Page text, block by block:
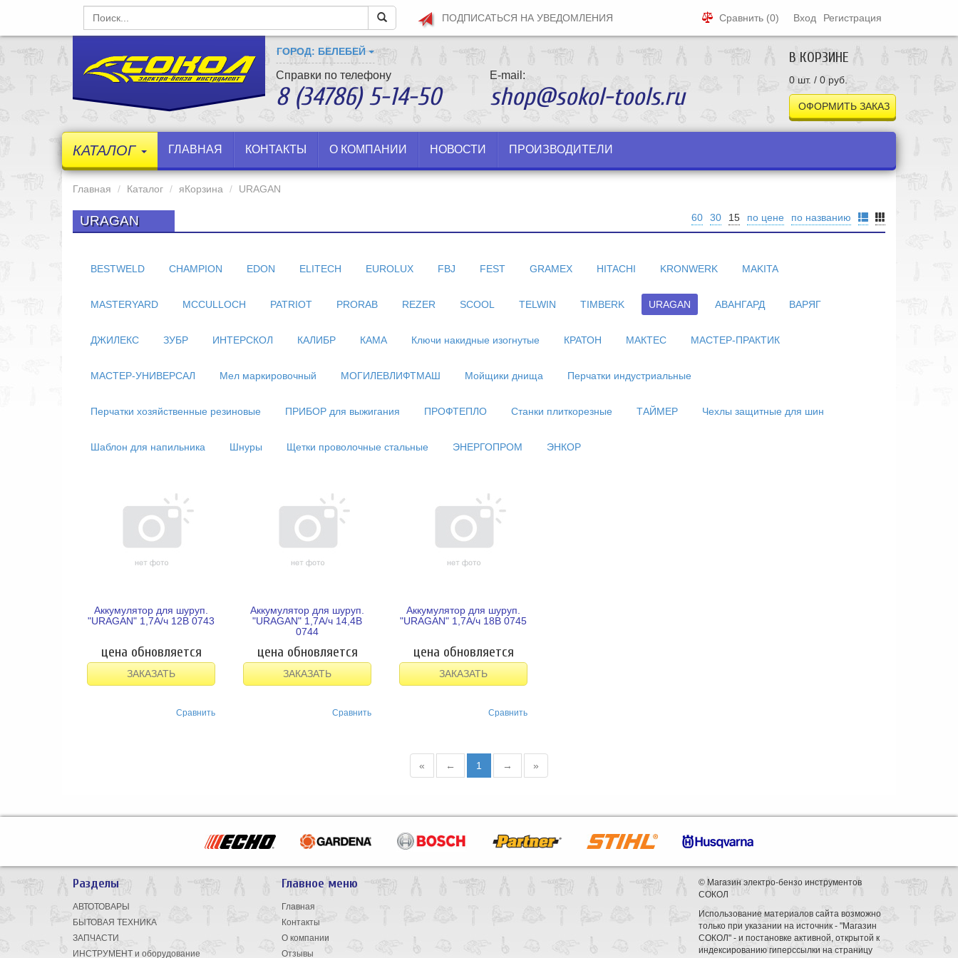
ПОДПИСАТЬСЯ НА УВЕДОМЛЕНИЯ Вход Регистрация
Сравнить (0)
ГОРОД: БЕЛЕБЕЙ
Справки по телефону
8 (34786) 5-14-50
E-mail:
shop@sokol-tools.ru
В КОРЗИНЕ
0 шт. / 0 руб.
ОФОРМИТЬ ЗАКАЗ
КАТАЛОГ ГЛАВНАЯ КОНТАКТЫ О КОМПАНИИ НОВОСТИ ПРОИЗВОДИТЕЛИ
Главная Каталог яКорзина URAGAN
по названию
по цене
15
30
60
URAGAN
BESTWELD CHAMPION EDON ELITECH EUROLUX FBJ FEST GRAMEX HITACHI KRONWERK MAKITA
MASTERYARD MCCULLOCH PATRIOT PRORAB REZER SCOOL TELWIN TIMBERK URAGAN АВАНГАРД ВАРЯГ
ДЖИЛЕКС ЗУБР ИНТЕРСКОЛ КАЛИБР КАМА Ключи накидные изогнутые КРАТОН МАКТЕC МАСТЕР-ПРАКТИК
МАСТЕР-УНИВЕРСАЛ Мел маркировочный МОГИЛЕВЛИФТМАШ Мойщики днища Перчатки индустриальные
Перчатки хозяйственные резиновые ПРИБОР для выжигания ПРОФТЕПЛО Станки плиткорезные ТАЙМЕР Чехлы защитные для шин
Шаблон для напильника Шнуры Щетки проволочные стальные ЭНЕРГОПРОМ ЭНКОР
Аккумулятор для шуруп.
"URAGAN" 1,7А/ч 12В 0743
цена обновляется
ЗАКАЗАТЬ
Сравнить
Аккумулятор для шуруп.
"URAGAN" 1,7А/ч 14,4В
0744
цена обновляется
ЗАКАЗАТЬ
Сравнить
Аккумулятор для шуруп.
"URAGAN" 1,7А/ч 18В 0745
цена обновляется
ЗАКАЗАТЬ
Сравнить
« ← 1 → »
Разделы
АВТОТОВАРЫ
БЫТОВАЯ ТЕХНИКА
ЗАПЧАСТИ
ИНСТРУМЕНТ и оборудование
Главное меню
Главная
Контакты
О компании
Отзывы
© Магазин электро-бензо инструментов
СОКОЛ
Использование материалов сайта возможно
только при указании на источник - "Магазин
СОКОЛ" - и постановке активной, открытой к
индексированию гиперссылки на страницу